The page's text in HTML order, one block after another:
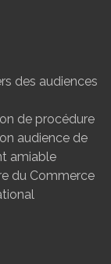
des audiences
de procédure
audience de
amiable
du Commerce